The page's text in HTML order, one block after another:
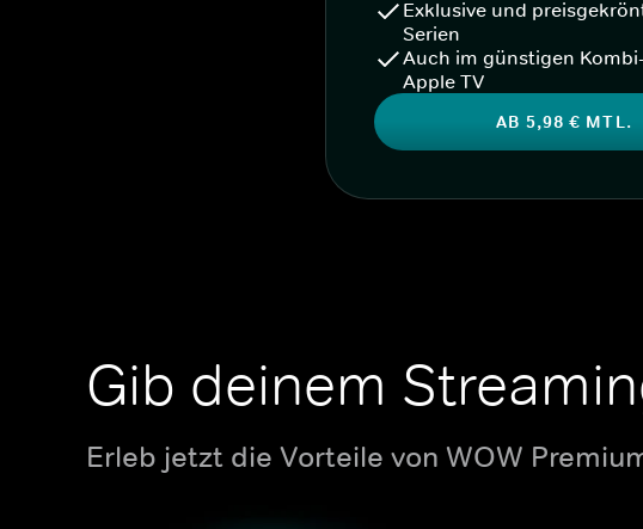
Exklusive und
Serien
Auch im günstigen
Apple TV
AB 5,98 € MTL.
Gib deinem
Erleb jetzt die Vorteile von WOW